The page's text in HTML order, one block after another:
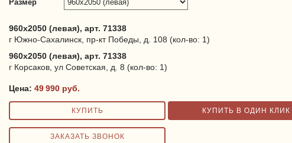
Размер
960x2050 (левая), арт. 71338
г Южно-Сахалинск, пр-кт Победы, д. 108 (кол-во: 1)
960x2050 (левая), арт. 71338
г Корсаков, ул Советская, д. 8 (кол-во: 1)
Цена:49 990 руб.